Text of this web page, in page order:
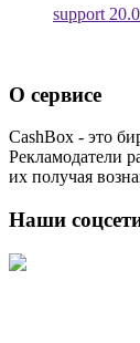
support
О сервисе
CashBox - это
Рекламодатели
их получая
Наши